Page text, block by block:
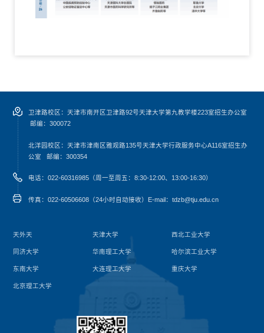
卫津路校区：天津市南开区卫津路92号天津大学第九教学楼223室招生办公室
邮编：300072
北洋园校区：天津市津南区雅观路135号天津大学行政服务中心A116室招生办
公室 邮编：300354
电话：022-60316985（周一至周五：8:30-12:00、13:00-16:30）
传真：022-60506608（24小时自动接收） E-mail：tdzb@tju.edu.cn
天外天 天津大学 西北工业大学
同济大学 华南理工大学 哈尔滨工业大学
东南大学 大连理工大学 重庆大学
北京理工大学